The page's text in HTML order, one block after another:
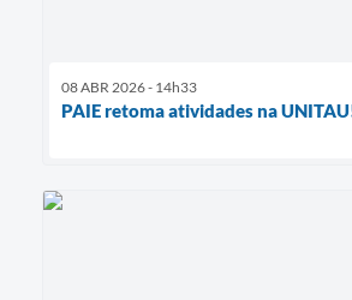
08 ABR 2026 - 14h33
PAIE retoma atividades na